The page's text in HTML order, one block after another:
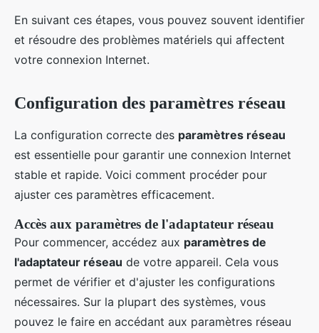
En suivant ces étapes, vous pouvez souvent identifier
et résoudre des problèmes matériels qui affectent
votre connexion Internet.
Configuration des paramètres réseau
La configuration correcte des paramètres réseau
est essentielle pour garantir une connexion Internet
stable et rapide. Voici comment procéder pour
ajuster ces paramètres efficacement.
Accès aux paramètres de l'adaptateur réseau
Pour commencer, accédez aux paramètres de
l'adaptateur réseau de votre appareil. Cela vous
permet de vérifier et d'ajuster les configurations
nécessaires. Sur la plupart des systèmes, vous
pouvez le faire en accédant aux paramètres réseau